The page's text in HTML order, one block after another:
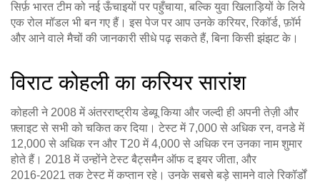
सिर्फ़ भारत टीम को नई ऊँचाइयों पर पहुँचाया, बल्कि युवा खिलाड़ियों के लिये
एक रोल मॉडल भी बन गए हैं। इस पेज पर आप उनके करियर, रिकॉर्ड, फ़ॉर्म
और आने वाले मैचों की जानकारी सीधे पढ़ सकते हैं, बिना किसी झंझट के।
विराट कोहली का करियर सारांश
कोहली ने 2008 में अंतरराष्ट्रीय डेब्यू किया और जल्दी ही अपनी तेज़ी और
फ़्लाइट से सभी को चकित कर दिया। टेस्ट में 7,000 से अधिक रन, वनडे में
12,000 से अधिक रन और T20 में 4,000 से अधिक रन उनका नाम शुमार
होते हैं। 2018 में उन्होंने टेस्ट बैट्समैन ऑफ द इयर जीता, और
2016‑2021 तक टेस्ट में कप्तान रहे। उनके सबसे बड़े सामने वाले रिकॉर्डों